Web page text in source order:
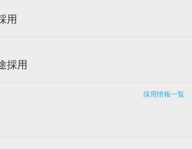
用
採用
採用情報一覧